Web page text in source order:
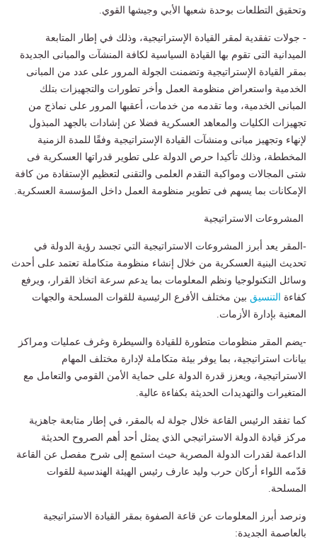
وتحقيق التطلعات بوحدة شعبها الأبي وجيشها القوي.
- جولات تفقدية لمقر القيادة الإستراتيجية، وذلك في إطار المتابعة
الميدانية التى تقوم بها القيادة السياسية لكافة المنشآت والمبانى الجديدة
بمقر القيادة الإستراتيجية وتضمنت الجولة المرور على عدد من المبانى
الخدمية واستعراض منظومة العمل وأخر تطورات والتجهيزات بتلك
المبانى الخدمية، وما تقدمه من خدمات، أعقبها المرور على نماذج من
تجهيزات الكليات والمعاهد العسكرية فضلا عن إشادات بالجهد المبذول
لإنهاء وتجهيز مبانى ومنشآت القيادة الإستراتيجية وفقًا للمدة الزمنية
المخططة، وذلك تأكيدا حرص الدولة على تطوير قدراتها العسكرية فى
شتى المجالات ومواكبة التقدم العلمى والتقنى لتعظيم الإستفادة من كافة
الإمكانات بما يسهم فى تطوير منظومة العمل داخل المؤسسة العسكرية.
المشروعات الاستراتيجية
-المقر يعد أبرز المشروعات الاستراتيجية التي تجسد رؤية الدولة في
تحديث البنية العسكرية من خلال إنشاء منظومة متكاملة تعتمد على أحدث
وسائل التكنولوجيا ونظم المعلومات بما يدعم سرعة اتخاذ القرار، ويرفع
كفاءة
التنسيق بين مختلف الأفرع الرئيسية للقوات المسلحة والجهات
المعنية بإدارة الأزمات.
-يضم المقر منظومات متطورة للقيادة والسيطرة وغرف عمليات ومراكز
بيانات استراتيجية، بما يوفر بيئة متكاملة لإدارة مختلف المهام
الاستراتيجية، ويعزز قدرة الدولة على حماية الأمن القومي والتعامل مع
المتغيرات والتهديدات الحديثة بكفاءة عالية.
كما تفقد الرئيس القاعة خلال جولة له بالمقر، في إطار متابعة جاهزية
مركز قيادة الدولة الاستراتيجي الذي يمثل أحد أهم الصروح الحديثة
الداعمة لقدرات الدولة المصرية حيث استمع إلى شرح مفصل عن القاعة
قدّمه اللواء أركان حرب وليد عارف رئيس الهيئة الهندسية للقوات
المسلحة.
ونرصد أبرز المعلومات عن قاعة الصفوة بمقر القيادة الاستراتيجية
بالعاصمة الجديدة: